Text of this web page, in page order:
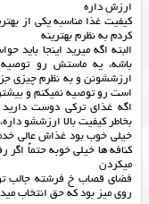
ارزش داره
کیفیت غذا مناسبه یکی از
کردم به نظرم بهترینه
البته اگه میرید اینجا باید
باشه، یه ماستش رو
ارزششونن و به نظرم چیزی
است رو توصیه نمیکنم و
اگه غذای ترکی دوست دارید
بخاطر کیفیت بالا ارزششو
خیلی خوب بود غذاش عالی
کنافه ها خیلی خوبه حتماً
میکردن
فضای قصاب خ فرشته جالب
روی میز بود که حق انتخاب